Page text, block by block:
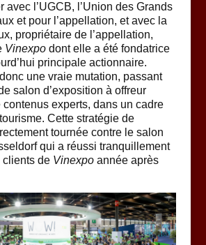
avec l’UGCB, l’Union des Grands
et pour l’appellation, et avec la
propriétaire de l’appellation,
Vinexpodont elle a été fondatrice
principale actionnaire.
une vraie mutation, passant
salon d’exposition à offreur
experts, dans un cadre
Cette stratégie de
tournée contre le salon
qui a réussi tranquillement
clients de Vinexpo année après